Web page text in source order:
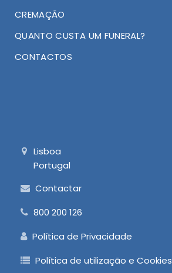
CREMAÇÃO
QUANTO CUSTA UM FUNERAL?
CONTACTOS
Lisboa
Portugal
Contactar
800 200 126
Política de Privacidade
Política de utilização e Cookies